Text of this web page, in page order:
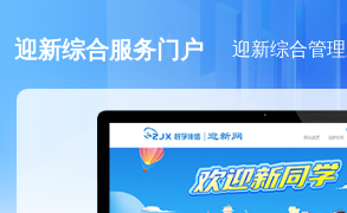
迎新综合服务门户 迎新综合管